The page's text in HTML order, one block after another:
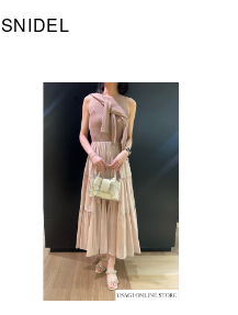
SNIDEL